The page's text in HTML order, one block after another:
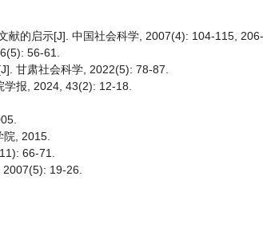
的启示[J]. 中国社会科学, 2007(4): 104-115,
56-61.
甘肃社会科学, 2022(5): 78-87.
报, 2024, 43(2): 12-18.
, 2015.
66-71.
19-26.